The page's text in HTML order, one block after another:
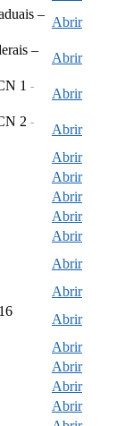
–
Abrir
–
Abrir
1 -
Abrir
2 -
Abrir
Abrir
Abrir
Abrir
Abrir
Abrir
Abrir
Abrir
Abrir
Abrir
Abrir
Abrir
Abrir